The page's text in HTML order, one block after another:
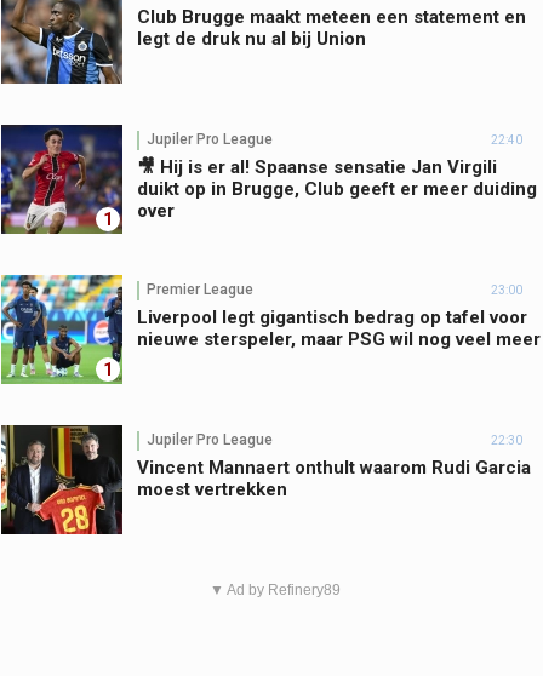
Club Brugge maakt meteen een statement en
legt de druk nu al bij Union
1
Jupiler Pro League 22:40
🎥 Hij is er al! Spaanse sensatie Jan Virgili
duikt op in Brugge, Club geeft er meer duiding
over
1
Premier League 23:00
Liverpool legt gigantisch bedrag op tafel voor
nieuwe sterspeler, maar PSG wil nog veel meer
Jupiler Pro League 22:30
Vincent Mannaert onthult waarom Rudi Garcia
moest vertrekken
▼ Ad by Refinery89